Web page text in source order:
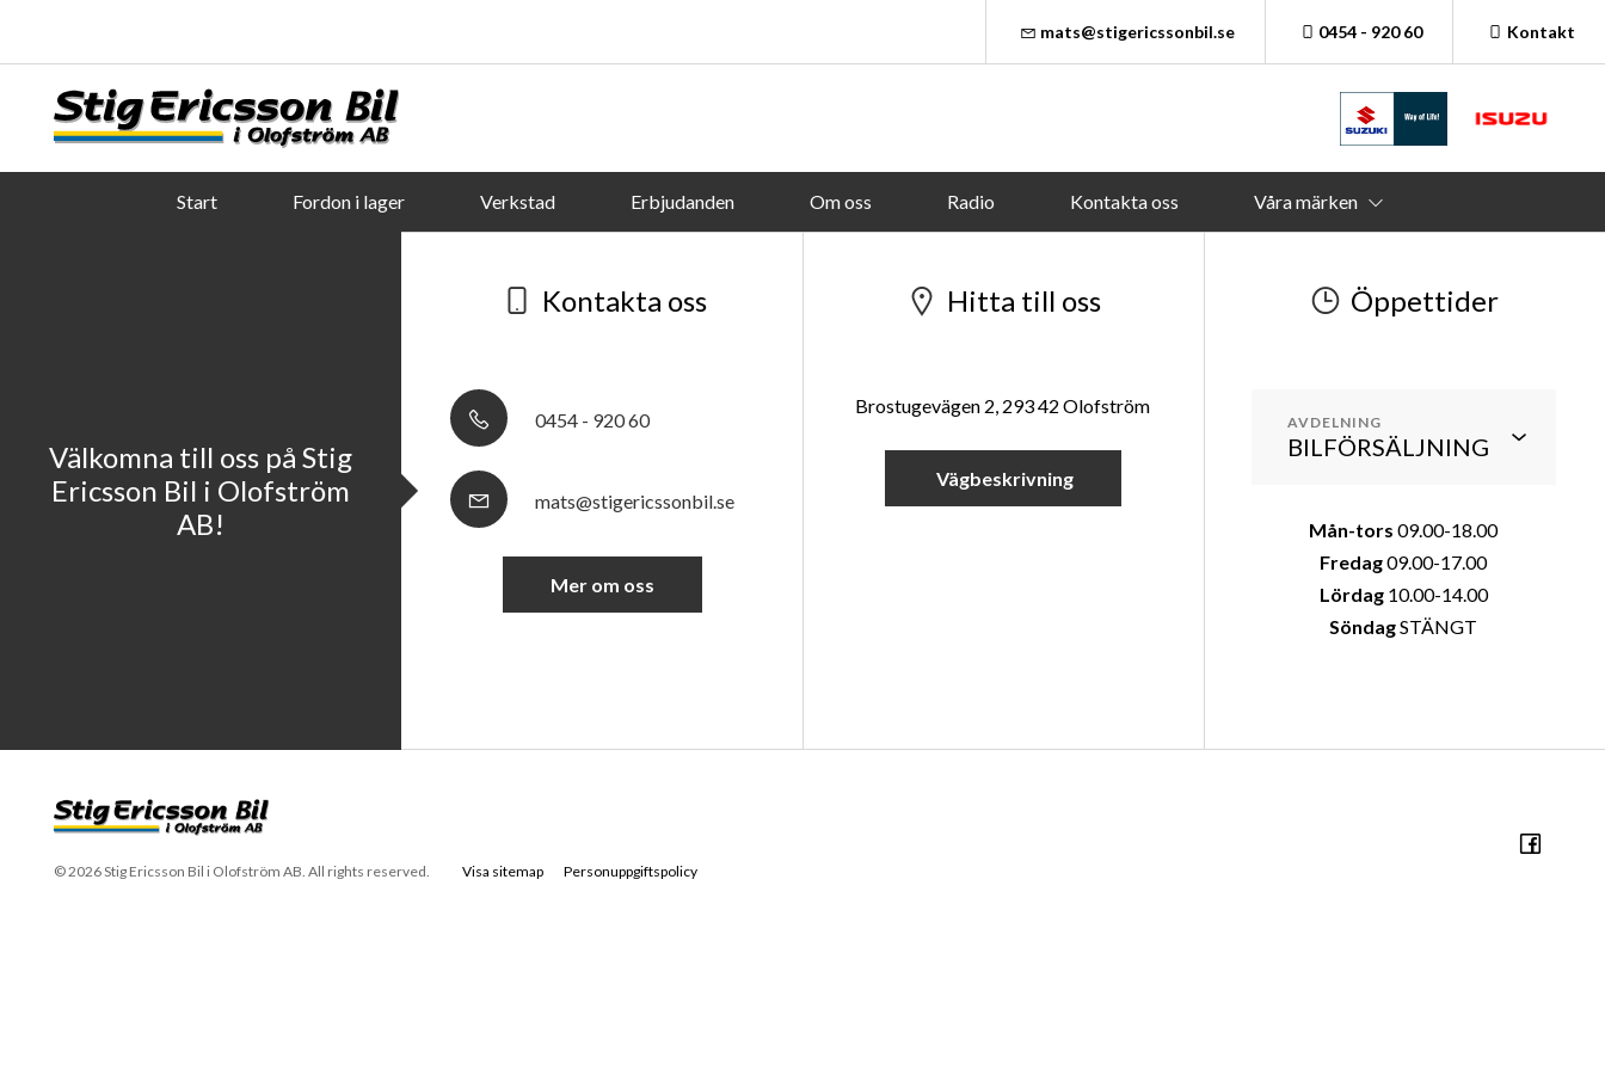
mats@stigericssonbil.se 0454 - 920 60 Kontakt
Start Fordon i lager Verkstad Erbjudanden Om oss Radio Kontakta oss Våra märken
Välkomna till oss på Stig
Ericsson Bil i Olofström
AB!
Kontakta oss
0454 - 920 60
mats@stigericssonbil.se
Mer om oss
Hitta till oss
Brostugevägen 2, 293 42 Olofström
Vägbeskrivning
Öppettider
AVDELNING
Mån-tors 09.00-18.00
Fredag09.00-17.00
Lördag10.00-14.00
SöndagSTÄNGT
© 2026 Stig Ericsson Bil i Olofström AB. All rights reserved. Visa sitemap Personuppgiftspolicy